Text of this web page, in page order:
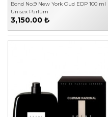
Bond No.9 New York Oud EDP 100 ml
Unisex Parfüm
3,150.00 ₺